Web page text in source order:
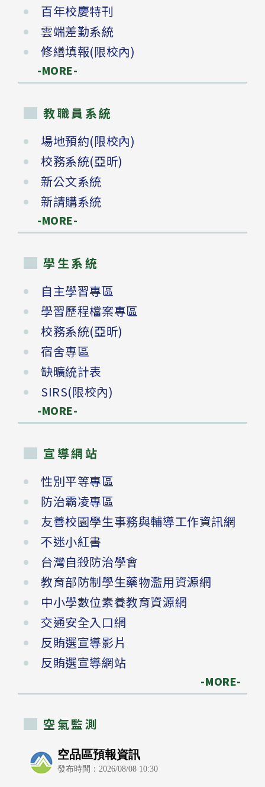
百年校慶特刊
雲端差勤系統
修繕填報(限校內)
-MORE-
教職員系統
場地預約(限校內)
校務系統(亞昕)
新公文系統
新請購系統
-MORE-
學生系統
自主學習專區
學習歷程檔案專區
校務系統(亞昕)
宿舍專區
缺曠統計表
SIRS(限校內)
-MORE-
宣導網站
性別平等專區
防治霸凌專區
友善校園學生事務與輔導工作資訊網
不迷小紅書
台灣自殺防治學會
教育部防制學生藥物濫用資源網
中小學數位素養教育資源網
交通安全入口網
反賄選宣導影片
反賄選宣導網站
-MORE-
空氣監測